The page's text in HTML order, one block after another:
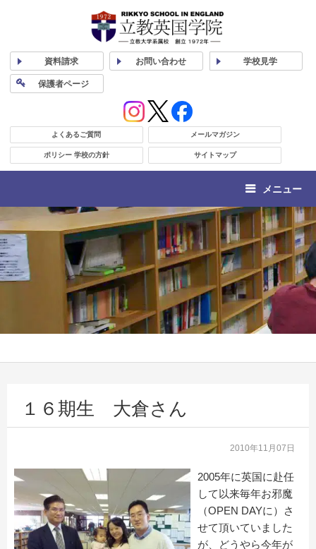
資料請求 お問い合わせ 学校見学
保護者ページ
よくあるご質問 メールマガジン
ポリシー 学校の方針 サイトマップ
メニュー
１６期生 大倉さん
2010年11月07日
2005年に英国に赴任
して以来毎年お邪魔
（OPEN DAYに）さ
せて頂いていました
が、どうやら今年が